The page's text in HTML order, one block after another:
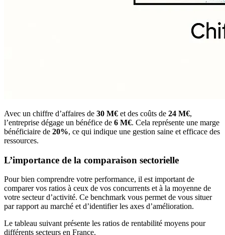
Avec un chiffre d’affaires de 30 M€ et des coûts de 24 M€,
l’entreprise dégage un bénéfice de 6 M€. Cela représente une marge
bénéficiaire de 20%, ce qui indique une gestion saine et efficace des
ressources.
L’importance de la comparaison sectorielle
Pour bien comprendre votre performance, il est important de
comparer vos ratios à ceux de vos concurrents et à la moyenne de
votre secteur d’activité. Ce benchmark vous permet de vous situer
par rapport au marché et d’identifier les axes d’amélioration.
Le tableau suivant présente les ratios de rentabilité moyens pour
différents secteurs en France.